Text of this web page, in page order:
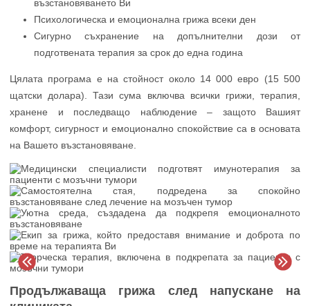
възстановяването Ви
Психологическа и емоционална грижа всеки ден
Сигурно съхранение на допълнителни дози от
подготвената терапия за срок до една година
Цялата програма е на стойност около 14 000 евро (15 500
щатски долара). Тази сума включва всички грижи, терапия,
хранене и последващо наблюдение – защото Вашият
комфорт, сигурност и емоционално спокойствие са в основата
на Вашето възстановяване.
Продължаваща грижа след напускане на